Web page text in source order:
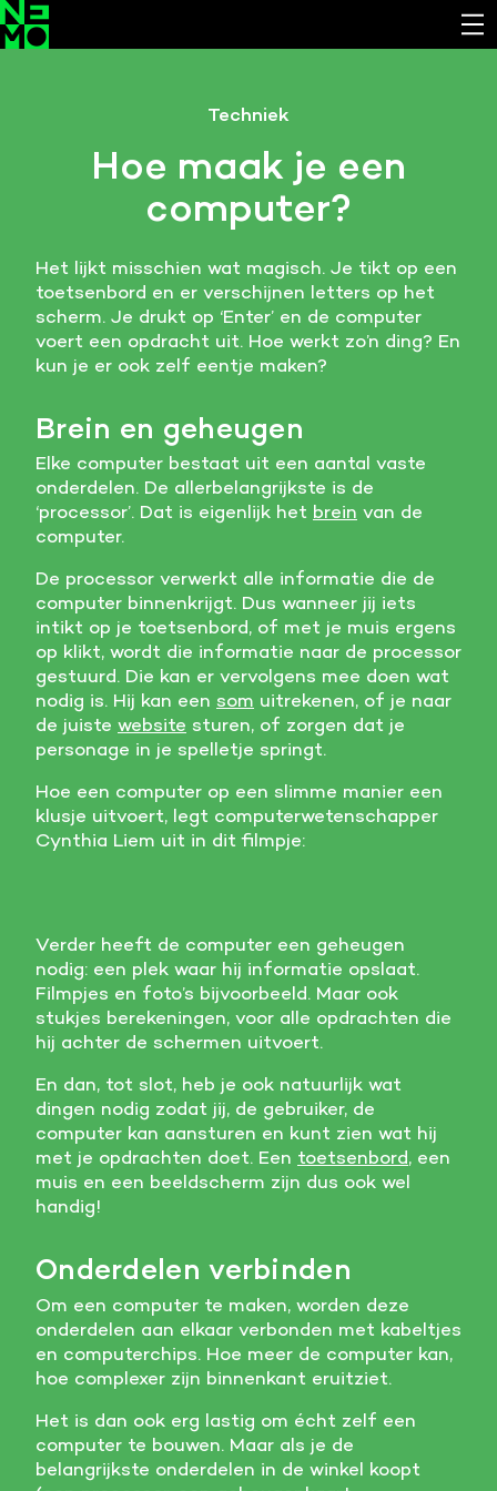
Techniek
Hoe maak je een
computer?
Het lijkt misschien wat magisch. Je tikt op een
toetsenbord en er verschijnen letters op het
scherm. Je drukt op ‘Enter’ en de computer
voert een opdracht uit. Hoe werkt zo’n ding? En
kun je er ook zelf eentje maken?
Brein en geheugen
Elke computer bestaat uit een aantal vaste
onderdelen. De allerbelangrijkste is de
‘processor’. Dat is eigenlijk het brein van de
computer.
De processor verwerkt alle informatie die de
computer binnenkrijgt. Dus wanneer jij iets
intikt op je toetsenbord, of met je muis ergens
op klikt, wordt die informatie naar de processor
gestuurd. Die kan er vervolgens mee doen wat
nodig is. Hij kan een som uitrekenen, of je naar
de juiste website sturen, of zorgen dat je
personage in je spelletje springt.
Hoe een computer op een slimme manier een
klusje uitvoert, legt computerwetenschapper
Cynthia Liem uit in dit filmpje:
Verder heeft de computer een geheugen
nodig: een plek waar hij informatie opslaat.
Filmpjes en foto’s bijvoorbeeld. Maar ook
stukjes berekeningen, voor alle opdrachten die
hij achter de schermen uitvoert.
En dan, tot slot, heb je ook natuurlijk wat
dingen nodig zodat jij, de gebruiker, de
computer kan aansturen en kunt zien wat hij
met je opdrachten doet. Een toetsenbord, een
muis en een beeldscherm zijn dus ook wel
handig!
Onderdelen verbinden
Om een computer te maken, worden deze
onderdelen aan elkaar verbonden met kabeltjes
en computerchips. Hoe meer de computer kan,
hoe complexer zijn binnenkant eruitziet.
Het is dan ook erg lastig om écht zelf een
computer te bouwen. Maar als je de
belangrijkste onderdelen in de winkel koopt
Cookies van derde partijen
Noodzakelijk om content van externe bronnen te
Analystische cookies
Analyseert het websitegebruik en helpt de website
verbeteren.
Marketing cookies
Deze website maakt gebruik van cookies. Pas hier
je voorkeuren aan.
Meer informatie
Alle cookies accepteren
Voorkeuren opslaan